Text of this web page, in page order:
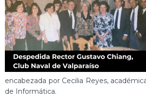
encabezada por Cecilia Reyes,
de Informática.